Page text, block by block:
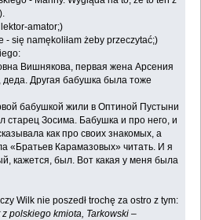
amator;)
się namękoliłam żeby przeczytać;)
Вишнякова, первая жена Арсения
деда. Другая бабушка была тоже
бабушкой жили в Оптиной Пустыни
старец Зосима. Бабушка и про него, и
как про своих знакомых, а
«Братьев Карамазовых» читать. И я
кажется, был. Вот какая у меня была
Wilk nie poszedł trochę za ostro z tym:
polskiego kmiota, Tarkowski –